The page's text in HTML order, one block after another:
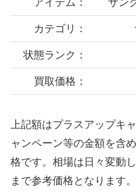
カテゴリ：
状態ランク：
買取価格：
上記額はプラスアップキ
ャンペーン等の金額を含
格です。相場は日々変動
まで参考価格となります